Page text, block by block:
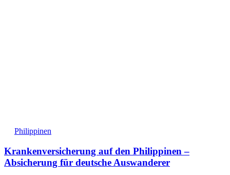
Philippinen
Krankenversicherung auf den Philippinen –
Absicherung für deutsche Auswanderer